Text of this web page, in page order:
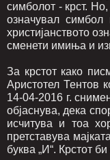
симболот - крст.
означувал
христијанството
сменети имиња и
За крстот како
Аристотел Тентов
14-04-2016 г.
објаснува, дека
исчитува и тоа
претставува
буква „И“. Крстот